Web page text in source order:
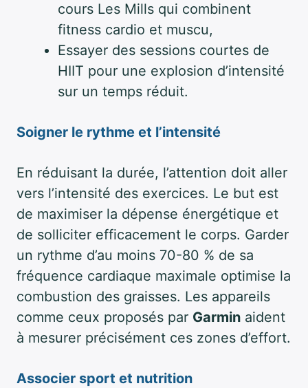
cours Les Mills qui combinent
fitness cardio et muscu,
Essayer des sessions courtes de
HIIT pour une explosion d’intensité
sur un temps réduit.
Soigner le rythme et l’intensité
En réduisant la durée, l’attention doit aller
vers l’intensité des exercices. Le but est
de maximiser la dépense énergétique et
de solliciter efficacement le corps. Garder
un rythme d’au moins 70-80 % de sa
fréquence cardiaque maximale optimise la
combustion des graisses. Les appareils
comme ceux proposés par Garmin aident
à mesurer précisément ces zones d’effort.
Associer sport et nutrition